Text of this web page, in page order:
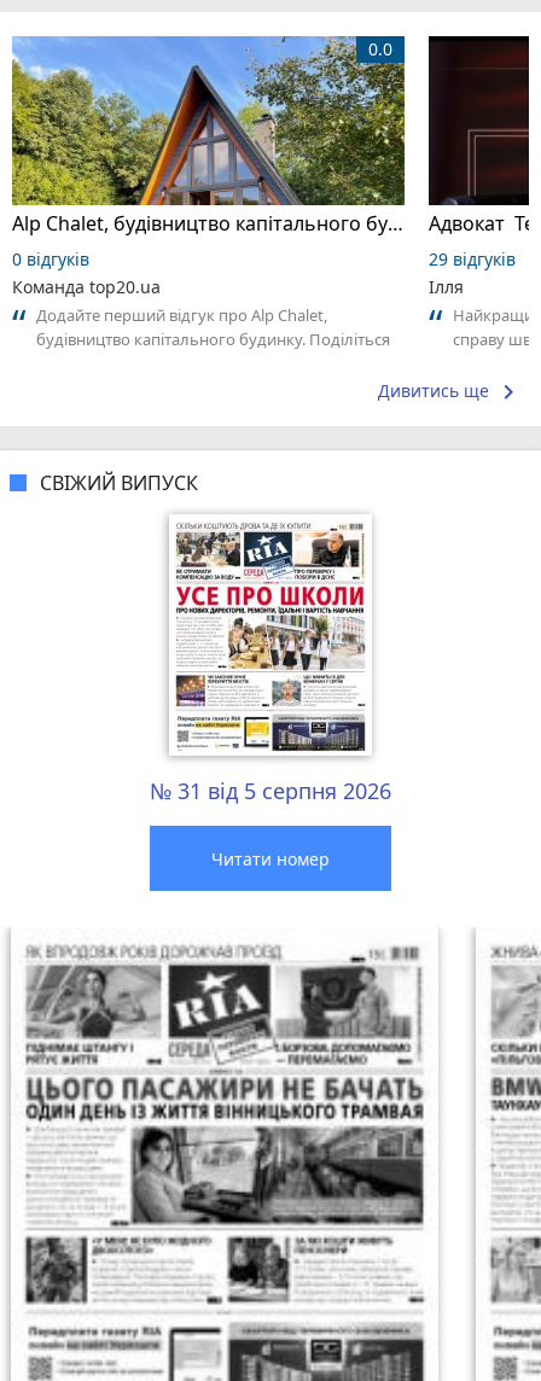
Alp Chalet, будівництво капітального будинку
0.0
0 відгуків
Команда top20.ua
Додайте перший відгук про Alp Chalet,
будівництво капітального будинку. Поділіться
Адвокат
29 відгуків
Ілля
Найкращий
справу
Дивитись ще keyboard_arrow_right
СВІЖИЙ ВИПУСК
№ 31 від 5 серпня 2026
Читати номер